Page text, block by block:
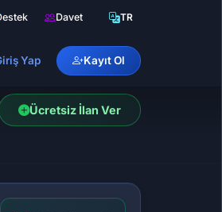
Davet TR
Yap Kayıt Ol
Ücretsiz İlan Ver